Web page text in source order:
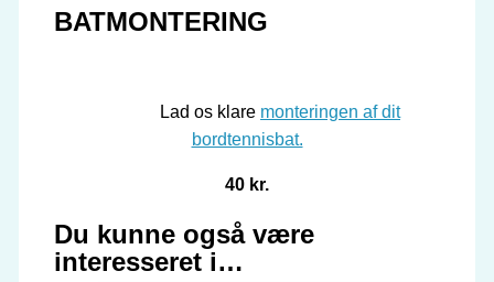
BATMONTERING
Lad os klare monteringen af dit
bordtennisbat.
40 kr.
Du kunne også være
interesseret i…